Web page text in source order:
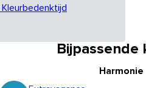
Bijpassende
Harmonie